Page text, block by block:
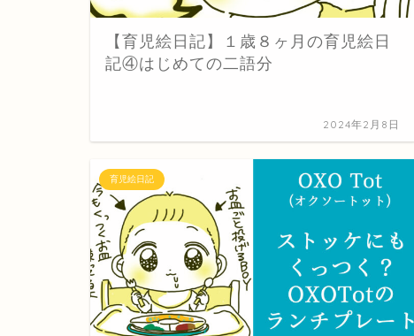
【育児絵日記】１歳８ヶ月の育児絵日
記④はじめての二語分
2024年2月8日
育児絵日記